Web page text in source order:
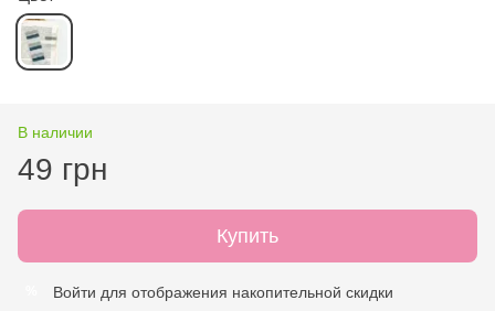
В наличии
49 грн
Купить
Войти для отображения накопительной скидки